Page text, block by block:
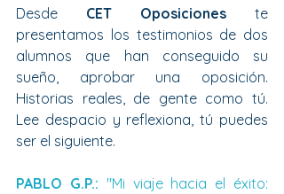
Desde CET Oposiciones te
presentamos los testimonios de dos
alumnos que han conseguido su
sueño, aprobar una oposición.
Historias reales, de gente como tú.
Lee despacio y reflexiona, tú puedes
ser el siguiente.
PABLO G.P.: